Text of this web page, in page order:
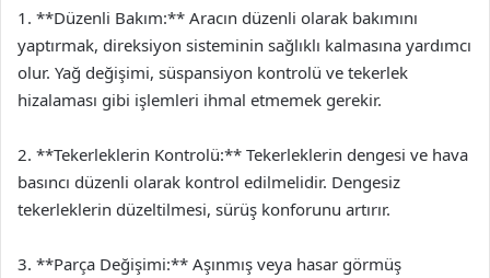
1. **Düzenli Bakım:** Aracın düzenli olarak bakımını
yaptırmak, direksiyon sisteminin sağlıklı kalmasına yardımcı
olur. Yağ değişimi, süspansiyon kontrolü ve tekerlek
hizalaması gibi işlemleri ihmal etmemek gerekir.
2. **Tekerleklerin Kontrolü:** Tekerleklerin dengesi ve hava
basıncı düzenli olarak kontrol edilmelidir. Dengesiz
tekerleklerin düzeltilmesi, sürüş konforunu artırır.
3. **Parça Değişimi:** Aşınmış veya hasar görmüş